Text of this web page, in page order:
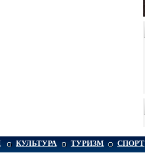
КУЛЬТУРА ТУРИЗМ СПОРТ